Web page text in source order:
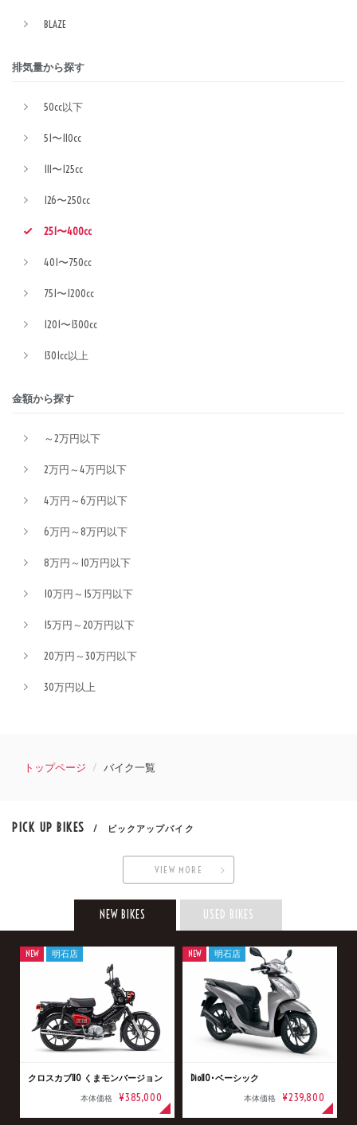
BLAZE
排気量から探す
50cc以下
51〜110cc
111〜125cc
126〜250cc
251〜400cc
401〜750cc
751〜1200cc
1201〜1300cc
1301cc以上
金額から探す
～2万円以下
2万円～4万円以下
4万円～6万円以下
6万円～8万円以下
8万円～10万円以下
10万円～15万円以下
15万円～20万円以下
20万円～30万円以下
30万円以上
トップページ バイク一覧
PICK UP BIKES / ピックアップバイク
VIEW MORE
NEW BIKES USED BIKES
クロスカブ110 くまモンバージョン
本体価格 ¥385,000
NEW 明石店
Dio110･ベーシック
本体価格 ¥239,800
NEW 明石店